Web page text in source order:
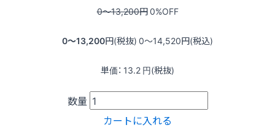
0〜13,200円0%OFF
0〜13,200円(税抜) 0〜14,520円(税込)
単価： 13.2 円(税抜)
数量
カートに入れる